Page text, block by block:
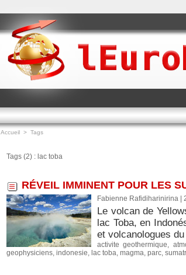
Accueil > Tags
Tags (2) : lac toba
RÉVEIL IMMINENT POUR LES
Fabienne Rafidiharinirina |
Le volcan de
lac Toba, en
et volcanologues
activite geothermique,
geophysiciens, indonesie, lac toba, magma, parc,